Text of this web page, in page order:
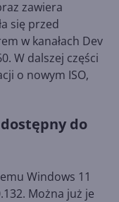
zawiera
się przed
w kanałach Dev
W dalszej części
o nowym ISO,
do
Windows 11
Można już je